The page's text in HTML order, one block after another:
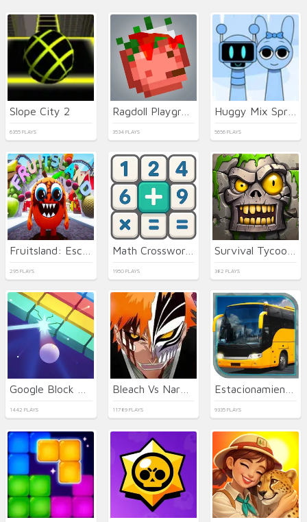
Slope City 2
6355 PLAYS
Ragdoll Playground
3534 PLAYS 5656 PLAYS
295 PLAYS
Math Crossword Puzzle - Genius Edition
1950 PLAYS 382 PLAYS
1442 PLAYS 11789 PLAYS 9335 PLAYS